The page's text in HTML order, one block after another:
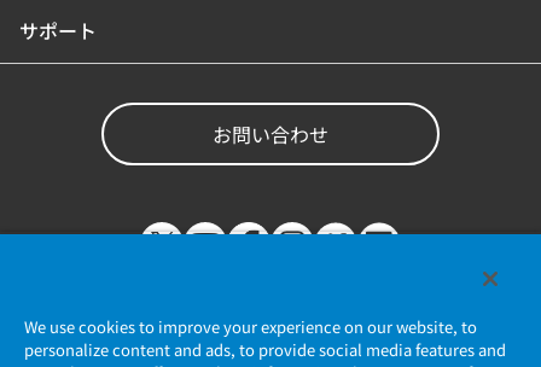
サポート
お問い合わせ
We use cookies to improve your experience on our website, to
personalize content and ads, to provide social media features and